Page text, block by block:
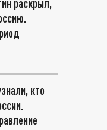
раскрыл,
кто